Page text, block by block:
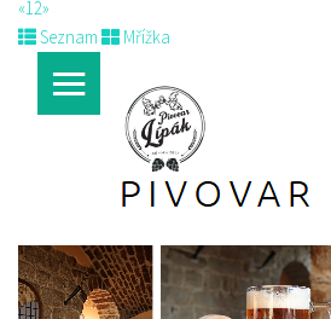
«12»
Seznam
Mřížka